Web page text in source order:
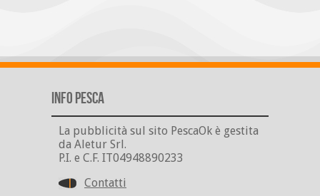
Info Pesca
La pubblicità sul sito PescaOk è gestita
da Aletur Srl.
P.I. e C.F. IT04948890233
Contatti